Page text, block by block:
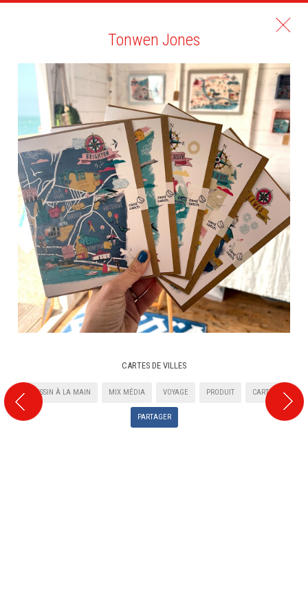
Tonwen Jones
CARTES DE VILLES
DESSIN À LA MAIN MIX MÉDIA VOYAGE PRODUIT CARTE
PARTAGER